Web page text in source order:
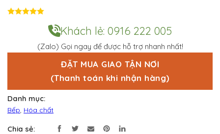
g
0
5
s
o
Khách lẻ: 0916 222 005
(Zalo) Gọi ngay để được hỗ trợ nhanh nhất!
ĐẶT MUA GIAO TẬN NƠI
(Thanh toán khi nhận hàng)
Danh mục:
Bếp, Hóa chất
Chia sẻ: